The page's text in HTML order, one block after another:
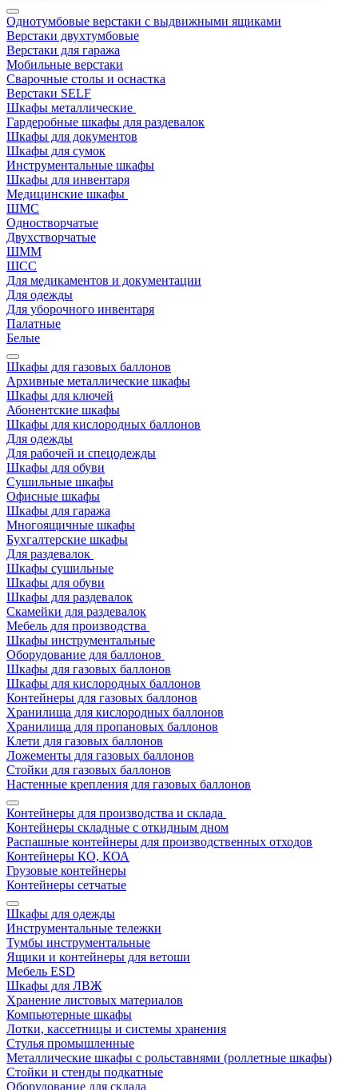
Однотумбовые верстаки с выдвижными ящиками
Верстаки двухтумбовые
Верстаки для гаража
Мобильные верстаки
Сварочные столы и оснастка
Верстаки SELF
Шкафы металлические
Гардеробные шкафы для раздевалок
Шкафы для документов
Шкафы для сумок
Инструментальные шкафы
Шкафы для инвентаря
Медицинские шкафы
ШМС
Одностворчатые
Двухстворчатые
ШММ
ШСС
Для медикаментов и документации
Для одежды
Для уборочного инвентаря
Палатные
Белые
Шкафы для газовых баллонов
Архивные металлические шкафы
Шкафы для ключей
Абонентские шкафы
Шкафы для кислородных баллонов
Для одежды
Для рабочей и спецодежды
Шкафы для обуви
Сушильные шкафы
Офисные шкафы
Шкафы для гаража
Многоящичные шкафы
Бухгалтерские шкафы
Для раздевалок
Шкафы сушильные
Шкафы для обуви
Шкафы для раздевалок
Скамейки для раздевалок
Мебель для производства
Шкафы инструментальные
Оборудование для баллонов
Шкафы для газовых баллонов
Шкафы для кислородных баллонов
Контейнеры для газовых баллонов
Хранилища для кислородных баллонов
Хранилища для пропановых баллонов
Клети для газовых баллонов
Ложементы для газовых баллонов
Стойки для газовых баллонов
Настенные крепления для газовых баллонов
Контейнеры для производства и склада
Контейнеры складные с откидным дном
Распашные контейнеры для производственных отходов
Контейнеры КО, КОА
Грузовые контейнеры
Контейнеры сетчатые
Шкафы для одежды
Инструментальные тележки
Тумбы инструментальные
Ящики и контейнеры для ветоши
Мебель ESD
Шкафы для ЛВЖ
Хранение листовых материалов
Компьютерные шкафы
Лотки, кассетницы и системы хранения
Стулья промышленные
Металлические шкафы с рольставнями (роллетные шкафы)
Стойки и стенды подкатные
Оборудование для склада